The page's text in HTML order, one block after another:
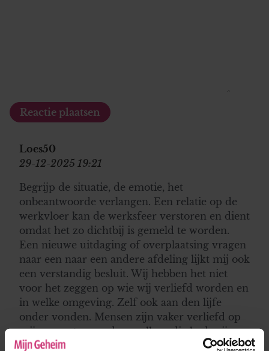
Loes50
29-12-2025 19:21
Begrijp de situatie, de emotie, het
onbeantwoorde verlangen. Een relatie op de
werkvloer kan de werksfeer verstoren en dient
omdat het zo dichtbij is gemeld te worden.
Een nieuwe uitdaging of overplaatsing vragen
naar een naar een andere afdeling lijkt mij ook
een verstandig besluit. Wij hebben het niet
voor het zeggen op wie wij verliefd worden en
in welke omgeving. Zelf ook aan den lijfe
onder vonden. Mensen zijn vaker verliefd op
mij geweest maar deze collega die had mijn
hart goed beet hoe hard je ook probeert het